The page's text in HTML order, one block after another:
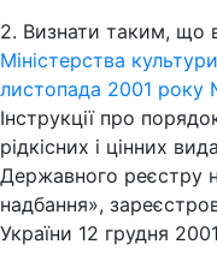
2. Визнати таким, що
Міністерства
листопада 2001 року
Інструкції про
рідкісних і цінних
Державного реєстру
надбання»,
України 12 грудня